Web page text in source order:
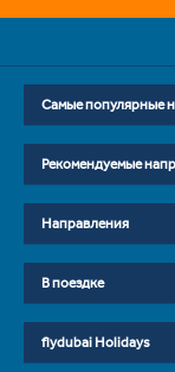
Самые популярные
Рекомендуемые
Направления
В поездке
flydubai Holidays